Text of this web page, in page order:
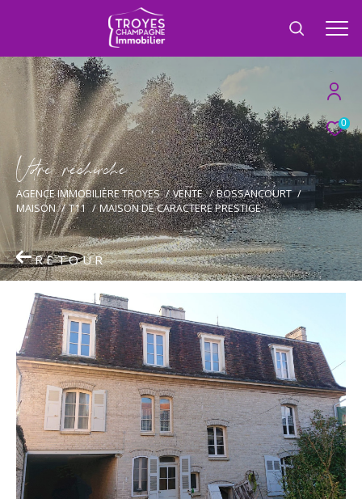
0
Vore recece
AGENCE IMMOBILIÈRE TROYES VENTE
BOSSANCOURT
MAISON
T11 MAISON DE CARACTERE PRESTIGE
RETOUR